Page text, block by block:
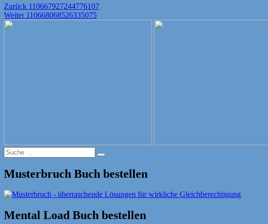
Beitragsnavigation
Zurück Vorheriger
Beitrag:
110667927244776107
Weiter Nächster
110668068526335075
Suche
nach:
Suche
Musterbruch Buch bestellen
Mental Load Buch bestellen